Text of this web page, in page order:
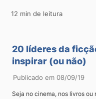
12 min de leitura
20 líderes da
inspirar (ou não)
Publicado em 08/09/19
Seja no cinema, nos livros